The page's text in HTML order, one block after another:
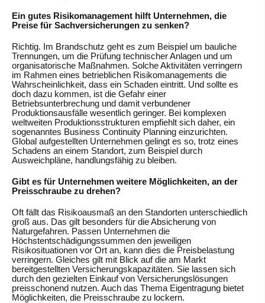
Ein gutes Risikomanagement hilft Unternehmen, die
Preise für Sachversicherungen zu senken?
Richtig. Im Brandschutz geht es zum Beispiel um bauliche
Trennungen, um die Prüfung technischer Anlagen und um
organisatorische Maßnahmen. Solche Aktivitäten verringern
im Rahmen eines betrieblichen Risikomanagements die
Wahrscheinlichkeit, dass ein Schaden eintritt. Und sollte es
doch dazu kommen, ist die Gefahr einer
Betriebsunterbrechung und damit verbundener
Produktionsausfälle wesentlich geringer. Bei komplexen
weltweiten Produktionsstrukturen empfiehlt sich daher, ein
sogenanntes Business Continuity Planning einzurichten.
Global aufgestellten Unternehmen gelingt es so, trotz eines
Schadens an einem Standort, zum Beispiel durch
Ausweichpläne, handlungsfähig zu bleiben.
Gibt es für Unternehmen weitere Möglichkeiten, an der
Preisschraube zu drehen?
Oft fällt das Risikoausmaß an den Standorten unterschiedlich
groß aus. Das gilt besonders für die Absicherung von
Naturgefahren. Passen Unternehmen die
Höchstentschädigungssummen den jeweiligen
Risikosituationen vor Ort an, kann dies die Preisbelastung
verringern. Gleiches gilt mit Blick auf die am Markt
bereitgestellten Versicherungskapazitäten. Sie lassen sich
durch den gezielten Einkauf von Versicherungslösungen
preisschonend nutzen. Auch das Thema Eigentragung bietet
Möglichkeiten, die Preisschraube zu lockern.